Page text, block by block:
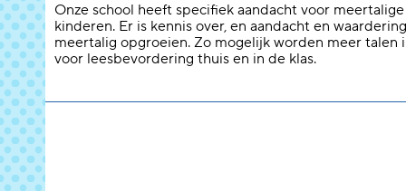
Onze school heeft specifiek aandacht voor
kinderen. Er is kennis over, en aandacht en
meertalig opgroeien. Zo mogelijk worden meer talen
voor leesbevordering thuis en in de klas.